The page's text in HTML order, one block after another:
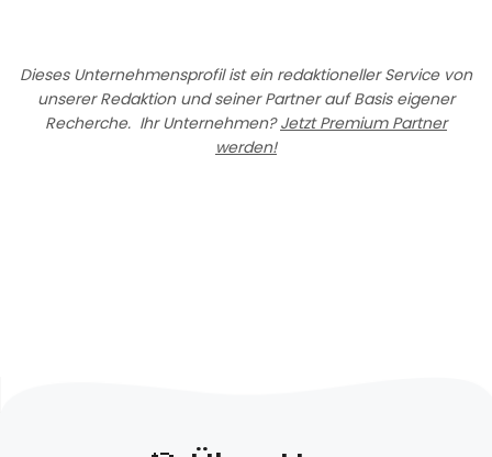
Dieses Unternehmensprofil ist ein redaktioneller Service von
unserer Redaktion und seiner Partner auf Basis eigener
Recherche. Ihr Unternehmen?Jetzt Premium Partner
werden!